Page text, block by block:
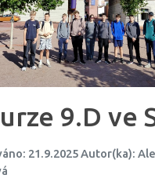
9.D ve
21.9.2025 Autor(ka):